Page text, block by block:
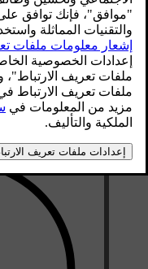
لقد تمّ تصميم سيارتك
الاستجابة وبديهية.
أداء التوجيه بالشكل الذي